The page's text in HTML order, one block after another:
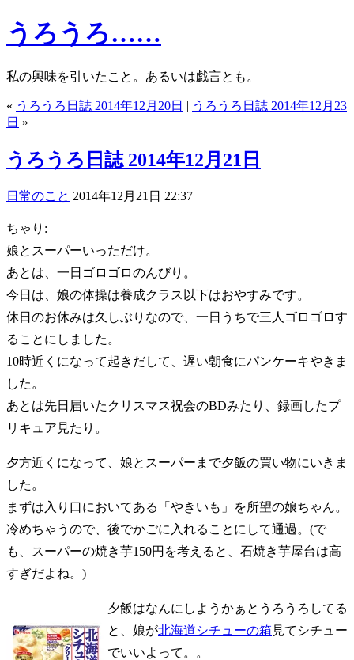
うろうろ……
私の興味を引いたこと。あるいは戯言とも。
« うろうろ日誌 2014年12月20日 | うろうろ日誌 2014年12月23
日 »
うろうろ日誌 2014年12月21日
日常のこと 2014年12月21日 22:37
ちゃり:
娘とスーパーいっただけ。
あとは、一日ゴロゴロのんびり。
今日は、娘の体操は養成クラス以下はおやすみです。
休日のお休みは久しぶりなので、一日うちで三人ゴロゴロす
ることにしました。
10時近くになって起きだして、遅い朝食にパンケーキやきま
した。
あとは先日届いたクリスマス祝会のBDみたり、録画したプ
リキュア見たり。
夕方近くになって、娘とスーパーまで夕飯の買い物にいきま
した。
まずは入り口においてある「やきいも」を所望の娘ちゃん。
冷めちゃうので、後でかごに入れることにして通過。(で
も、スーパーの焼き芋150円を考えると、石焼き芋屋台は高
すぎだよね。)
夕飯はなんにしようかぁとうろうろしてる
と、娘が北海道シチューの箱 見てシチュー
でいいよって。。